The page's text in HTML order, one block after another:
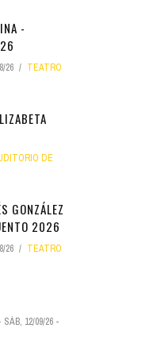
-
26
TEATRO
DE
GONZÁLEZ
2026
26
TEATRO
SÁB, 12/09/26 -